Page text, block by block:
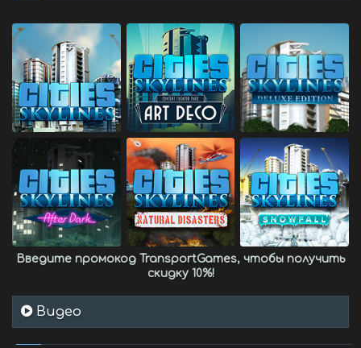
Введите промокод TransportGames, чтобы получить
скидку 10%!
Видео